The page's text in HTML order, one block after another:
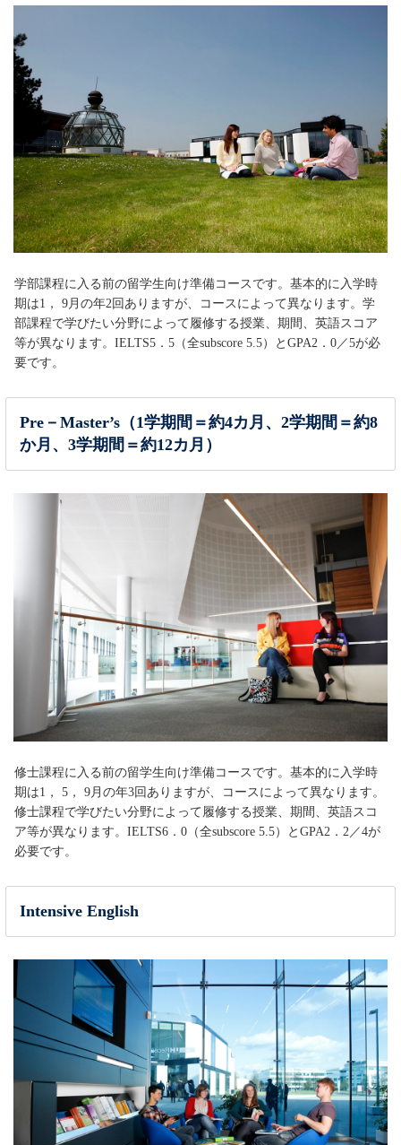
学部課程に入る前の留学生向け準備コースです。基本的に入学時
期は1， 9月の年2回ありますが、コースによって異なります。学
部課程で学びたい分野によって履修する授業、期間、英語スコア
等が異なります。IELTS5．5（全subscore 5.5）とGPA2．0／5が必
要です。
Pre－Master’s（1学期間＝約4カ月、2学期間＝約8
か月、3学期間＝約12カ月）
修士課程に入る前の留学生向け準備コースです。基本的に入学時
期は1， 5， 9月の年3回ありますが、コースによって異なります。
修士課程で学びたい分野によって履修する授業、期間、英語スコ
ア等が異なります。IELTS6．0（全subscore 5.5）とGPA2．2／4が
必要です。
Intensive English